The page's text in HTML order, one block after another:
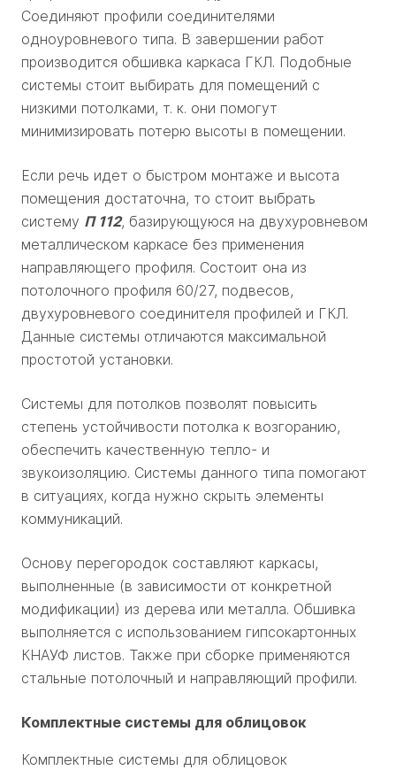
Соединяют профили соединителями
одноуровневого типа. В завершении работ
производится обшивка каркаса ГКЛ. Подобные
системы стоит выбирать для помещений с
низкими потолками, т. к. они помогут
минимизировать потерю высоты в помещении.
Если речь идет о быстром монтаже и высота
помещения достаточна, то стоит выбрать
систему П 112, базирующуюся на двухуровневом
металлическом каркасе без применения
направляющего профиля. Состоит она из
потолочного профиля 60/27, подвесов,
двухуровневого соединителя профилей и ГКЛ.
Данные системы отличаются максимальной
простотой установки.
Системы для потолков позволят повысить
степень устойчивости потолка к возгоранию,
обеспечить качественную тепло- и
звукоизоляцию. Системы данного типа помогают
в ситуациях, когда нужно скрыть элементы
коммуникаций.
Основу перегородок составляют каркасы,
выполненные (в зависимости от конкретной
модификации) из дерева или металла. Обшивка
выполняется с использованием гипсокартонных
КНАУФ листов. Также при сборке применяются
стальные потолочный и направляющий профили.
Комплектные системы для облицовок
Комплектные системы для облицовок